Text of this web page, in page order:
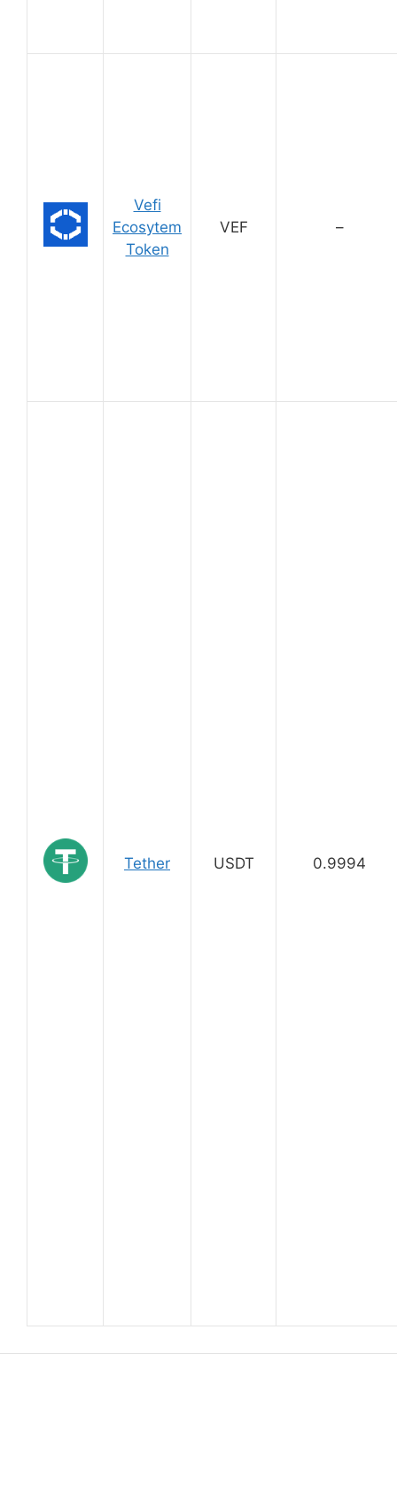
Vefi
Ecosytem
Token
VEF –
Tether USDT 0.9994